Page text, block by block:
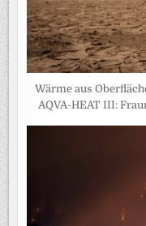
Wärme aus
AQVA-HEAT III: